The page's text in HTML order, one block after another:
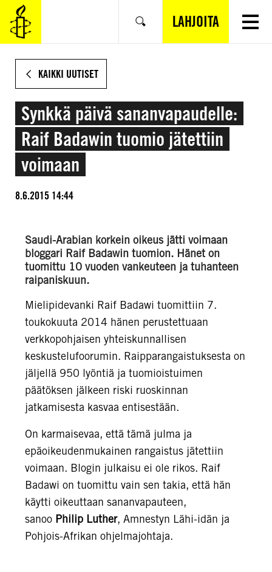
SIIRRY
VARSINAISEEN
SISÄLTÖÖN
Hae LAHJOITA
KAIKKI UUTISET
Synkkä päivä sananvapaudelle:
Raif Badawin tuomio jätettiin
voimaan
8.6.2015 14:44
Saudi-Arabian korkein oikeus jätti voimaan
bloggari Raif Badawin tuomion. Hänet on
tuomittu 10 vuoden vankeuteen ja tuhanteen
raipaniskuun.
Mielipidevanki Raif Badawi tuomittiin 7.
toukokuuta 2014 hänen perustettuaan
verkkopohjaisen yhteiskunnallisen
keskustelufoorumin. Raipparangaistuksesta on
jäljellä 950 lyöntiä ja tuomioistuimen
päätöksen jälkeen riski ruoskinnan
jatkamisesta kasvaa entisestään.
On karmaisevaa, että tämä julma ja
epäoikeudenmukainen rangaistus jätettiin
voimaan. Blogin julkaisu ei ole rikos. Raif
Badawi on tuomittu vain sen takia, että hän
käytti oikeuttaan sananvapauteen,
sanoo Philip Luther, Amnestyn Lähi-idän ja
Pohjois-Afrikan ohjelmajohtaja.